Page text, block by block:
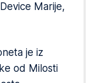
Marije,
je iz
od Milosti